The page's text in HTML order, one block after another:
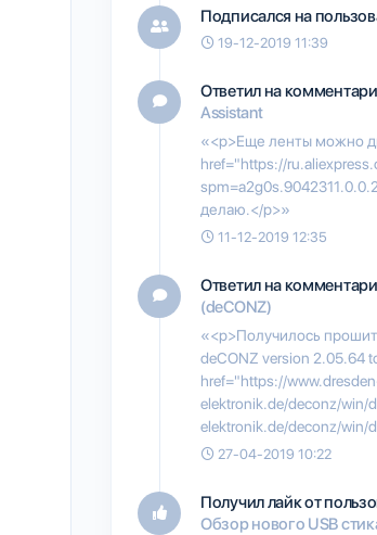
Подписался на
19-12-2019 11:39
Ответил на
Assistant
«<p>Еще ленты можно
href="https://
делаю.</p>»
11-12-2019 12:35
Ответил на
(deCONZ)
«<p>Получилось
deCONZ version 2.05.64
href="https://
elektronik.de/deconz/win/
elektronik.de/deconz/win/
27-04-2019 10:22
Получил лайк от
Обзор нового USB